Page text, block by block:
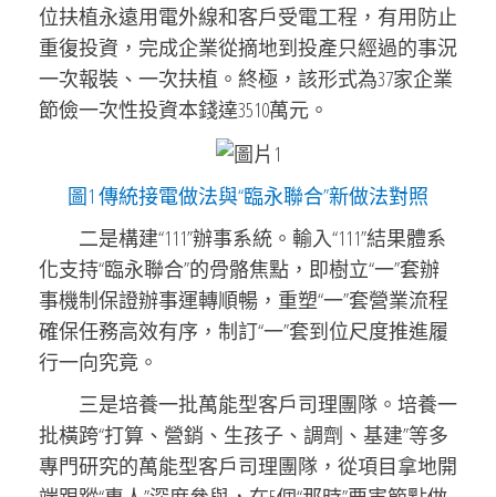
位扶植永遠用電外線和客戶受電工程，有用防止
重復投資，完成企業從摘地到投產只經過的事況
一次報裝、一次扶植。終極，該形式為37家企業
節儉一次性投資本錢達3510萬元。
圖1 傳統接電做法與“臨永聯合”新做法對照
二是構建“111”辦事系統。輸入“111”結果體系
化支持“臨永聯合”的骨骼焦點，即樹立“一”套辦
事機制保證辦事運轉順暢，重塑“一”套營業流程
確保任務高效有序，制訂“一”套到位尺度推進履
行一向究竟。
三是培養一批萬能型客戶司理團隊。培養一
批橫跨“打算、營銷、生孩子、調劑、基建”等多
專門研究的萬能型客戶司理團隊，從項目拿地開